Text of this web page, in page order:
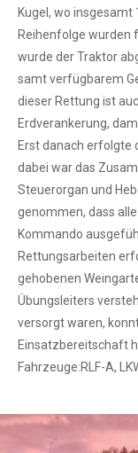
Kugel, wo
Reihenfolge wurden
wurde der Traktor
samt verfügbarem
dieser Rettung ist
Erdverankerung,
Erst danach erfolgte
dabei war das
Steuerorgan und
genommen, dass
Kommando
Rettungsarbeiten
gehobenen
Übungsleiters
versorgt waren,
Einsatzbereitschaft
Fahrzeuge:RLF-A,